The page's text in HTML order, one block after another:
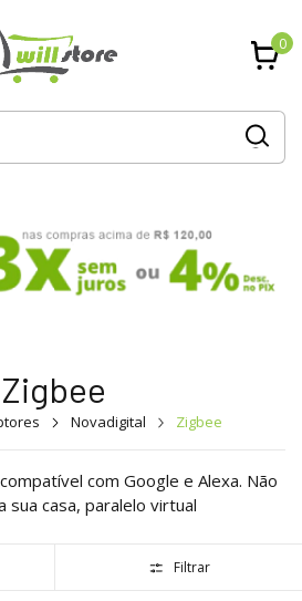
0
Zigbee
Novadigital Zigbee
com Google e Alexa. Não
sua casa, paralelo virtual
Filtrar